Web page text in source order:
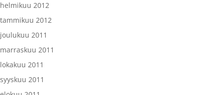
helmikuu 2012
tammikuu 2012
joulukuu 2011
marraskuu 2011
lokakuu 2011
syyskuu 2011